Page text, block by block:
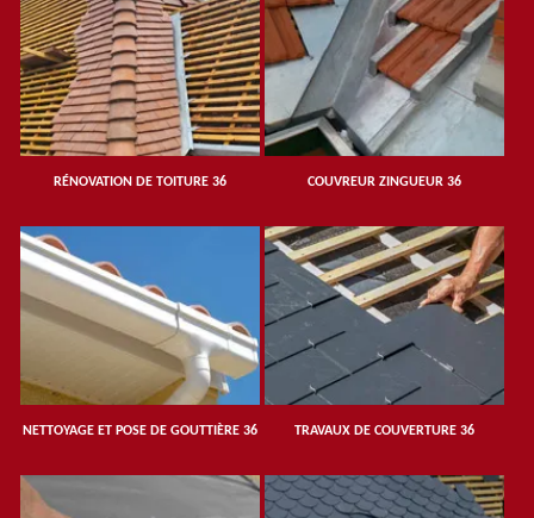
RÉNOVATION DE TOITURE 36 COUVREUR ZINGUEUR 36
NETTOYAGE ET POSE DE GOUTTIÈRE 36 TRAVAUX DE COUVERTURE 36